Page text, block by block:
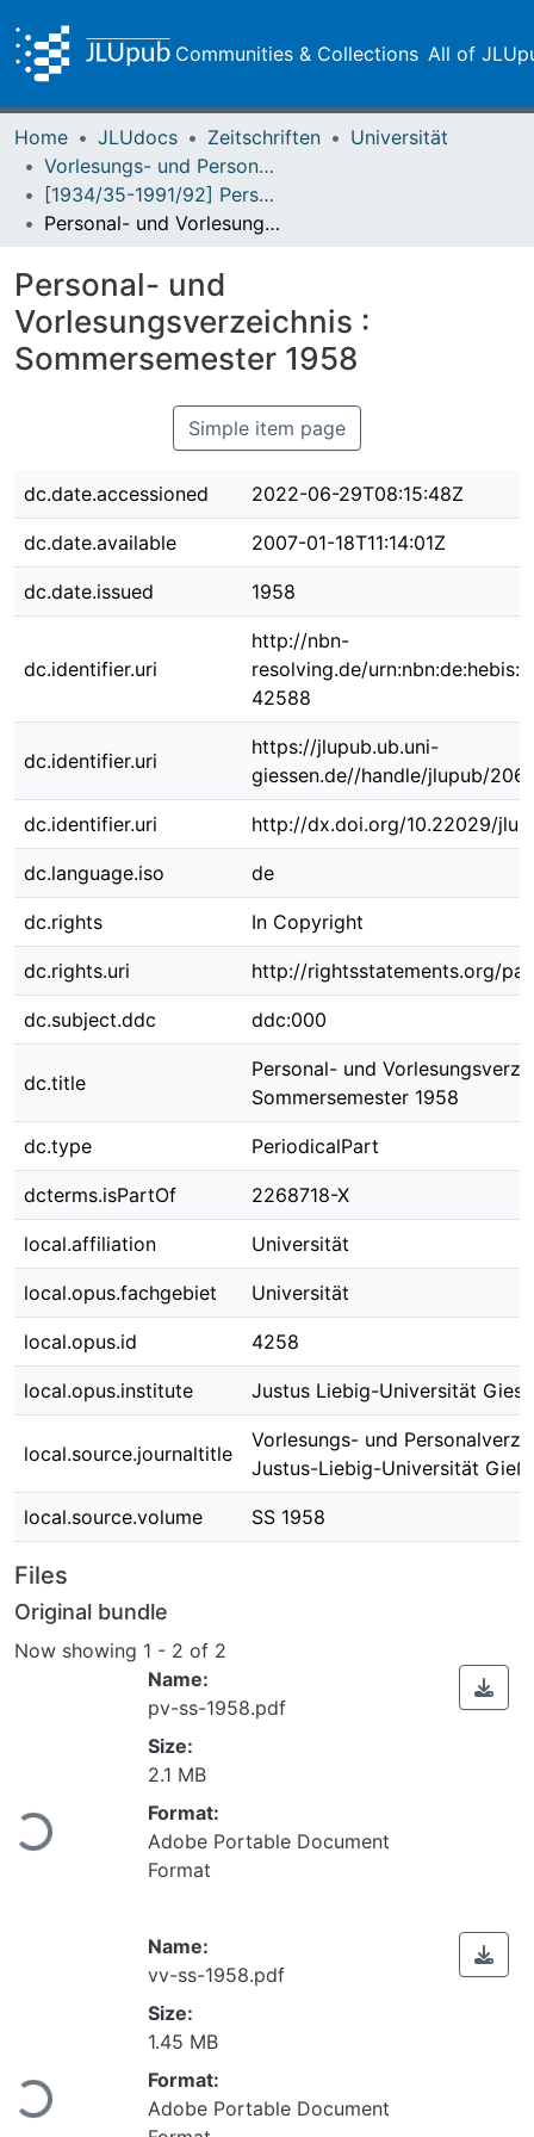
Communities & Collections All of
Home JLUdocs Zeitschriften
Universität
Vorlesungs- und Personalverzeichnis / Justus-Liebig-Universität Gießen
[1934/35-1991/92] Personal- und Vorlesungsverzeichnis / Justus Liebig-Universität Giessen
Personal- und Vorlesungsverzeichnis : Sommersemester 1958
Personal- und
Vorlesungsverzeichnis :
Sommersemester 1958
Simple item page
dc.date.accessioned 2022-06-29T08:15:48Z
dc.date.available 2007-01-18T11:14:01Z
dc.date.issued 1958
dc.identifier.uri
http://nbn-
resolving.de/
42588
dc.identifier.uri
https://jlupub.ub.uni-
giessen.de//handle/jlupub/
dc.identifier.uri http://dx.doi.org/10.22029/
dc.language.iso de
dc.rights In Copyright
dc.rights.uri http://rightsstatements.org/
dc.subject.ddc ddc:000
dc.title
Personal- und
Sommersemester 1958
dc.type PeriodicalPart
dcterms.isPartOf 2268718-X
local.affiliation Universität
local.opus.fachgebiet Universität
local.opus.id 4258
local.opus.institute Justus Liebig-Universität
local.source.journaltitle
Vorlesungs- und
Justus-Liebig-Universität
local.source.volume SS 1958
Files
Original bundle
Now showing 1 - 2 of 2
Name:
pv-ss-1958.pdf
Size:
2.1 MB
Format:
Adobe Portable Document
Format
Name:
vv-ss-1958.pdf
Size:
1.45 MB
Format:
Adobe Portable Document